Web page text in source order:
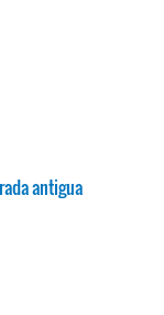
antigua